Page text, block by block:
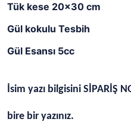
Tük kese 20x30 cm
Gül kokulu Tesbih
Gül Esansı 5cc
İsim yazı bilgisini SİPARİŞ
bire bir yazınız.